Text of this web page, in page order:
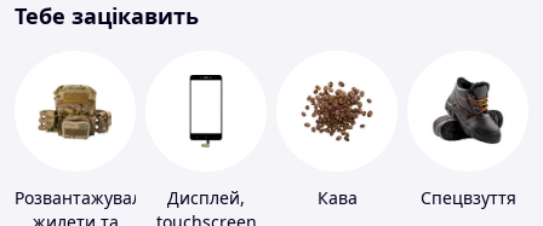
Тебе зацікавить
Розвантажувальні Дисплей,
Кава Спецвзуття